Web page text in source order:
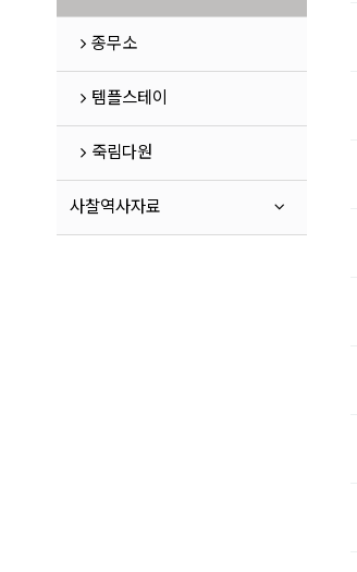
종무소
템플스테이
죽림다원
사찰역사자료